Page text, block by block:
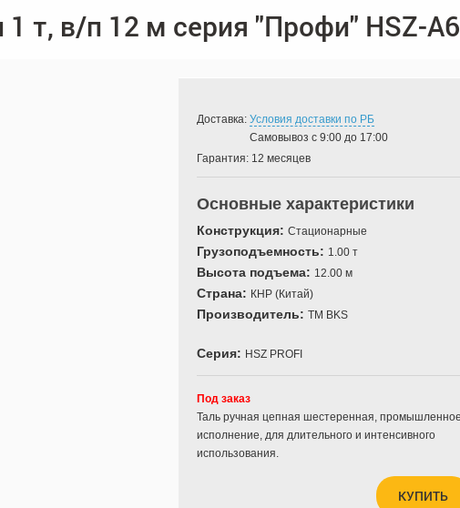
1 т, в/п 12 м серия "Профи" HSZ-
Доставка: Условия доставки по РБ
Самовывоз с 9:00 до 17:00
Гарантия: 12 месяцев
Основные характеристики
Конструкция: Стационарные
Грузоподъемность: 1.00 т
Высота подъема: 12.00 м
Страна: КНР (Китай)
Производитель: TM BKS
КУПИТЬ
Серия: HSZ PROFI
Под заказ
Таль ручная цепная шестеренная,
исполнение, для длительного и интенсивного
использования.